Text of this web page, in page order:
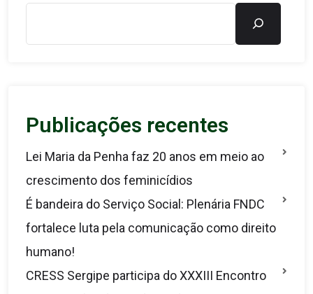
Publicações recentes
Lei Maria da Penha faz 20 anos em meio ao
crescimento dos feminicídios
É bandeira do Serviço Social: Plenária FNDC
fortalece luta pela comunicação como direito
humano!
CRESS Sergipe participa do XXXIII Encontro